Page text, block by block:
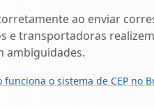
ao enviar
e transportadoras
ambiguidades.
o sistema de CEP no